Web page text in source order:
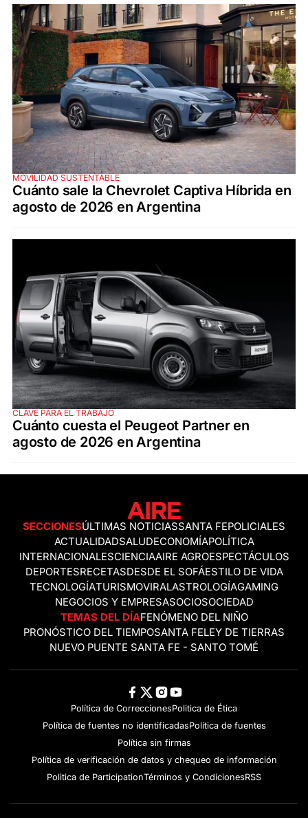
MOVILIDAD SUSTENTABLE
Cuánto sale la Chevrolet Captiva Híbrida en
agosto de 2026 en Argentina
CLAVE PARA EL TRABAJO
Cuánto cuesta el Peugeot Partner en
agosto de 2026 en Argentina
SECCIONESÚLTIMAS NOTICIASSANTA FEPOLICIALES
ACTUALIDADSALUDECONOMÍAPOLÍTICA
INTERNACIONALESCIENCIAAIRE AGROESPECTÁCULOS
DEPORTESRECETASDESDE EL SOFÁESTILO DE VIDA
TECNOLOGÍATURISMOVIRALASTROLOGÍAGAMING
NEGOCIOS Y EMPRESASOCIOSOCIEDAD
TEMAS DEL DÍAFENÓMENO DEL NIÑO
PRONÓSTICO DEL TIEMPOSANTA FELEY DE TIERRAS
NUEVO PUENTE SANTA FE - SANTO TOMÉ
Política de CorreccionesPolitica de Ética
Política de fuentes no identificadasPolítica de fuentes
Política sin firmas
Política de verificación de datos y chequeo de información
Politica de ParticipationTérminos y CondicionesRSS